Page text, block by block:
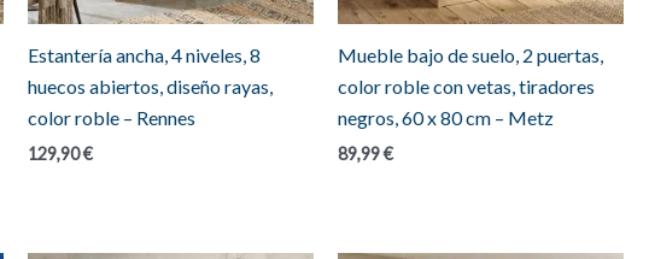
Estantería ancha, 4 niveles, 8
huecos abiertos, diseño rayas,
color roble – Rennes
129,90€
Mueble bajo de suelo, 2 puertas,
color roble con vetas, tiradores
negros, 60 x 80 cm – Metz
89,99€